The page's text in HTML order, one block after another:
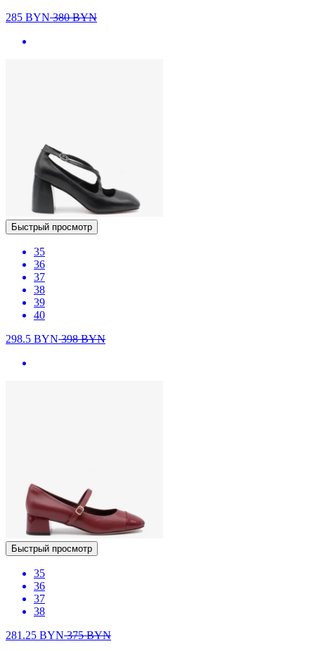
285 BYN380BYN
Быстрый просмотр
35
36
37
38
39
40
298.5 BYN398BYN
Быстрый просмотр
35
36
37
38
281.25 BYN375BYN